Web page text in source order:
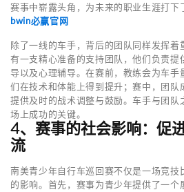
赛事中崭露头角，为未来的职业生涯打下
bwin必赢官网
除了一线的车手，背后的团队同样发挥
有一支精心准备的支持团队，他们负责提
导以及心理辅导。在赛前，教练会为车手
们在技术和体能上得到提升；赛中，团队
提供及时的战术调整与鼓励。车手与团队
场上成功的关键。
4、赛事的社会影响：促
流
南美青少年自行车巡回赛不仅是一场竞技
的影响。首先，赛事为青少年提供了一个